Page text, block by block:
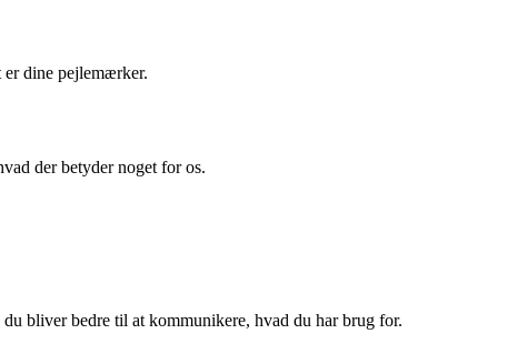
er dine pejlemærker.
der betyder noget for os.
bliver bedre til at kommunikere, hvad du har brug for.